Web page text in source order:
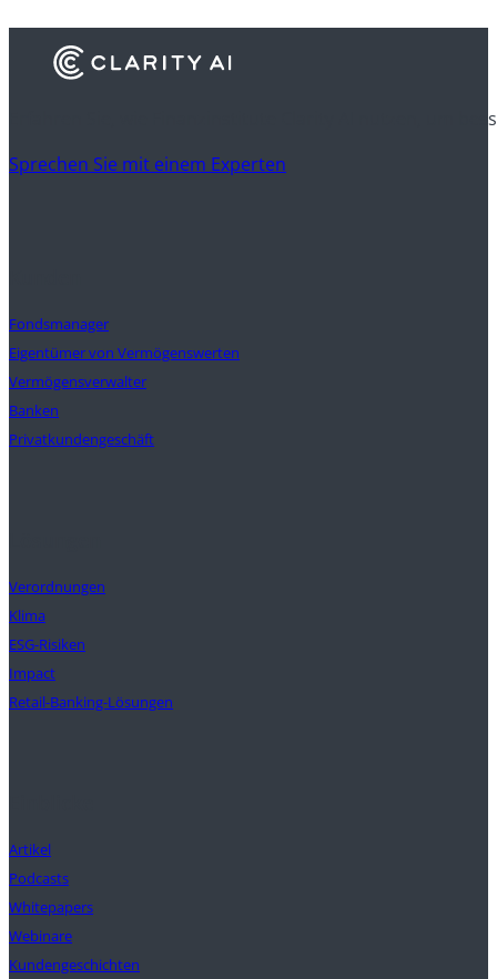
Erfahren Sie, wie Finanzinstitute Clarity AI nutzen, um
Sprechen Sie mit einem Experten
Fondsmanager
Eigentümer von Vermögenswerten
Vermögensverwalter
Banken
Privatkundengeschäft
Verordnungen
Klima
ESG-Risiken
Impact
Retail-Banking-Lösungen
Artikel
Podcasts
Whitepapers
Webinare
Kundengeschichten